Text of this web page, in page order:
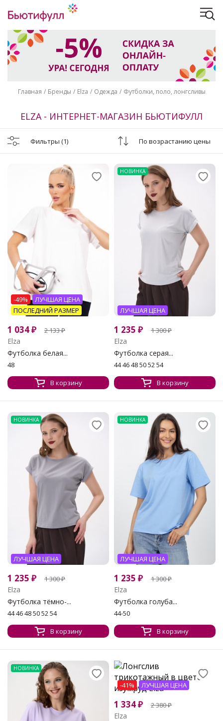
Главная Бренды Elza Одежда Футболки, поло, лонгсливы
ELZA - ИНТЕРНЕТ-МАГАЗИН БЬЮТИФУЛЛ
Фильтры (1) По возрастанию цены
-49%
ЛУЧШАЯ ЦЕНА
ПОСЛЕДНИЙ РАЗМЕР
1 034₽ 2 133₽
Elza
Футболка белая...
48
В корзину
НОВИНКА
ЛУЧШАЯ ЦЕНА
1 235 ₽ 1 300₽
Elza
Футболка серая...
44 46 48 50 52 54
В корзину
НОВИНКА
ЛУЧШАЯ ЦЕНА
1 235 ₽ 1 300₽
Elza
Футболка тёмно-...
44 46 48 50 52 54
В корзину
НОВИНКА
ЛУЧШАЯ ЦЕНА
1 235 ₽ 1 300₽
Elza
Футболка голуба...
44-50
В корзину
НОВИНКА
-41% ЛУЧШАЯ ЦЕНА
1 334₽ 2 380₽
Elza